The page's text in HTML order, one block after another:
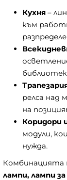
Кухня –
към
релса над
на
Коридори
модули,
нужда.
Комбинацията
лампи, лампи